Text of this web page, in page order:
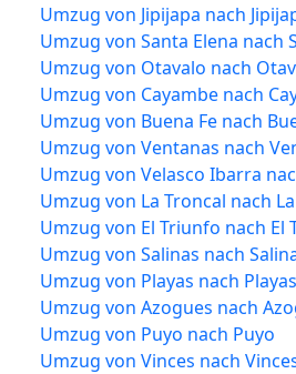
Umzug von Jipijapa nach
Umzug von Santa Elena nach
Umzug von Otavalo nach
Umzug von Cayambe nach
Umzug von Buena Fe nach
Umzug von Ventanas nach
Umzug von Velasco Ibarra
Umzug von La Troncal nach
Umzug von El Triunfo nach El
Umzug von Salinas nach
Umzug von Playas nach Playas
Umzug von Azogues nach
Umzug von Puyo nach Puyo
Umzug von Vinces nach